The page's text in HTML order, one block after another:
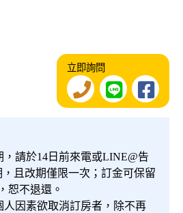
立即詢問
請於14日前來電或LINE@告
且改期僅限一次；訂金可保留
恕不退還。
因素欲取消訂房者，除不再